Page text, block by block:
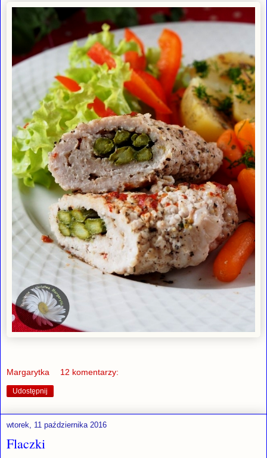
Margarytka 12 komentarzy:
Udostępnij
wtorek, 11 października 2016
Flaczki